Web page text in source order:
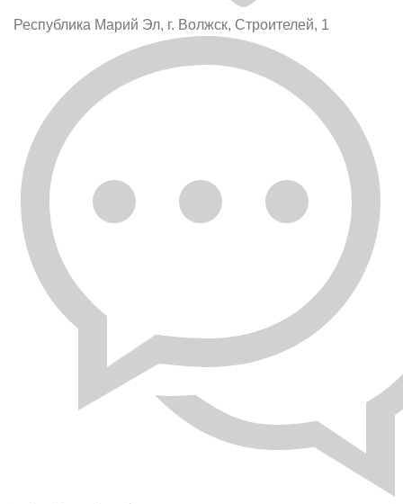
Республика Марий Эл, г. Волжск, Строителей, 1